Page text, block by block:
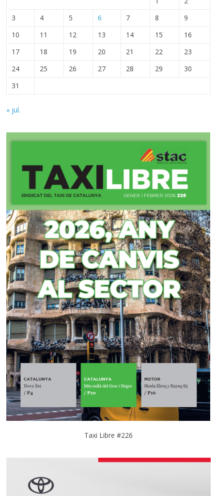
3
4 5 6 7 8
9
10
11 12 13 14 15
16
17
18 19 20 21 22
23
24
25 26 27 28 29
30
31
« jul.
Taxi Libre #226